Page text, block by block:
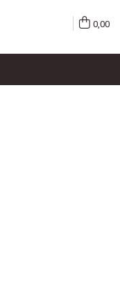
0,00